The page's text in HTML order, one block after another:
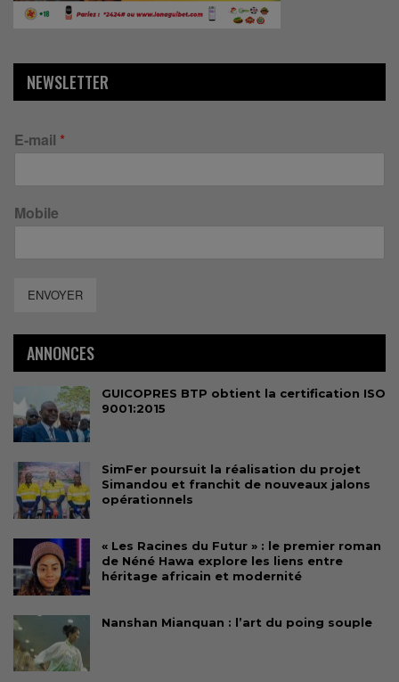
NEWSLETTER
E-mail *
Mobile
ENVOYER
ANNONCES
GUICOPRES BTP obtient la certification ISO
9001:2015
SimFer poursuit la réalisation du projet
Simandou et franchit de nouveaux jalons
opérationnels
« Les Racines du Futur » : le premier roman
de Néné Hawa explore les liens entre
héritage africain et modernité
Nanshan Mianquan : l’art du poing souple